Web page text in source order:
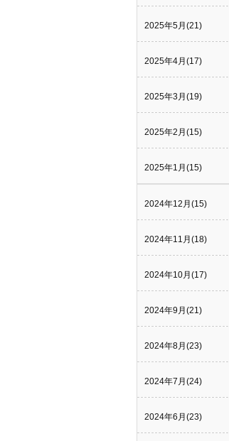
2025年5月(21)
2025年4月(17)
2025年3月(19)
2025年2月(15)
2025年1月(15)
2024年12月(15)
2024年11月(18)
2024年10月(17)
2024年9月(21)
2024年8月(23)
2024年7月(24)
2024年6月(23)